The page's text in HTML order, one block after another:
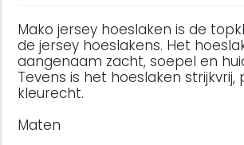
Mako jersey hoeslaken is de
de jersey hoeslakens. Het
aangenaam zacht, soepel en
Tevens is het hoeslaken strijkvrij,
kleurecht.
Maten